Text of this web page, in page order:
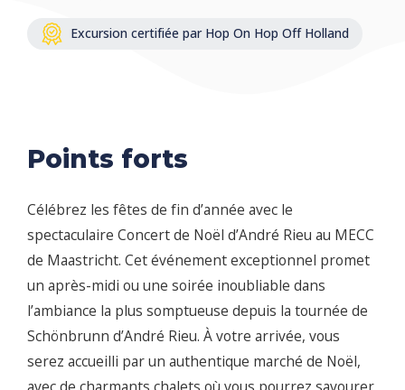
Excursion certifiée par Hop On Hop Off Holland
Points forts
Célébrez les fêtes de fin d’année avec le
spectaculaire Concert de Noël d’André Rieu au MECC
de Maastricht. Cet événement exceptionnel promet
un après-midi ou une soirée inoubliable dans
l’ambiance la plus somptueuse depuis la tournée de
Schönbrunn d’André Rieu. À votre arrivée, vous
serez accueilli par un authentique marché de Noël,
avec de charmants chalets où vous pourrez savourer